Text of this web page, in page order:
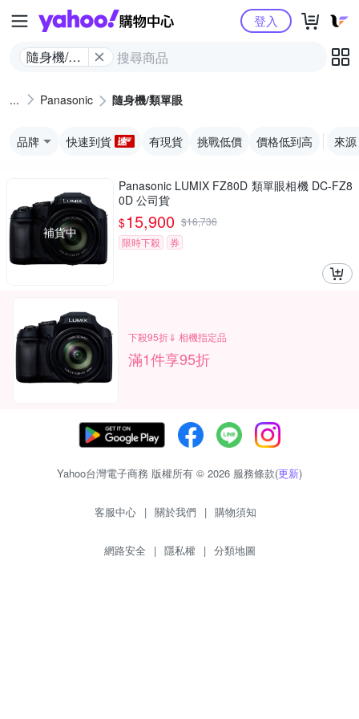
Yahoo購物中心
隨身機/類
登入
Panasonic 隨身機/類單眼
品牌 快速到貨 有現貨 挑戰低價 價格低到高 來源
補貨中
Panasonic LUMIX FZ80D 類單眼相機 DC-FZ8
0D 公司貨
$15,900 $16,736
限時下殺
券
下殺95折⇓ 相機指定品
滿1件享95折
Yahoo台灣電子商務 版權所有 © 2026 服務條款(更新)
客服中心 | 關於我們 | 購物須知
網路安全 | 隱私權 | 分類地圖